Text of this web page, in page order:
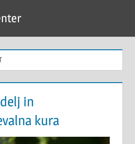
in
kura